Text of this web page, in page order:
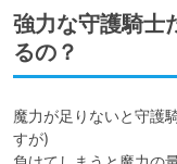
強力な守護騎士
るの？
魔力が足りないと守護
すが)